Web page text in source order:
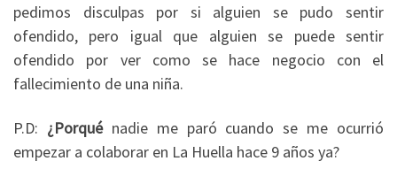
pedimos disculpas por si alguien se pudo sentir
ofendido, pero igual que alguien se puede sentir
ofendido por ver como se hace negocio con el
fallecimiento de una niña.
P.D: ¿Porquénadie me paró cuando se me ocurrió
empezar a colaborar en La Huella hace 9 años ya?